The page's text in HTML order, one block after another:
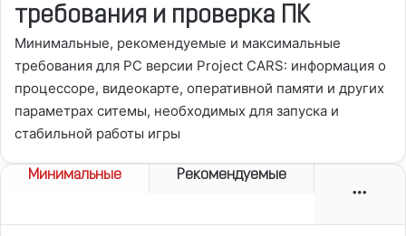
требования и проверка ПК
Минимальные, рекомендуемые и максимальные
требования для PC версии Project CARS: информация о
процессоре, видеокарте, оперативной памяти и других
параметрах ситемы, необходимых для запуска и
стабильной работы игры
Минимальные Рекомендуемые